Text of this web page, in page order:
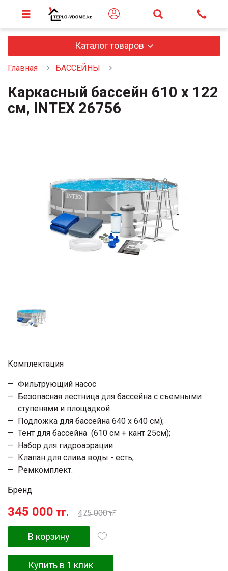
Каталог товаров
Главная БАССЕЙНЫ
Каркасный бассейн 610 х 122
см, INTEX 26756
Комплектация
Фильтрующий насос
Безопасная лестница для бассейна с съемными
ступенями и площадкой
Подложка для бассейна 640 х 640 см);
Тент для бассейна (610 см + кант 25см);
Набор для гидроаэрации
Клапан для слива воды - есть;
Ремкомплект.
Бренд
345 000 тг. 475 000тг.
В корзину
Купить в 1 клик